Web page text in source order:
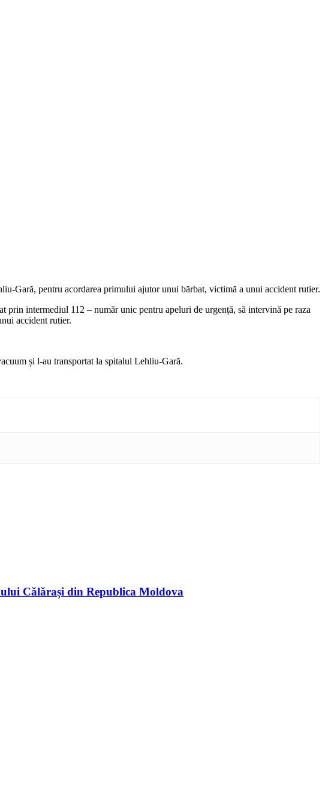
Gară, pentru acordarea primului ajutor unui bărbat, victimă a unui accident rutier.
intermediul 112 – număr unic pentru apeluri de urgență, să intervină pe raza
accident rutier.
și l-au transportat la spitalul Lehliu-Gară.
Călărași din Republica Moldova